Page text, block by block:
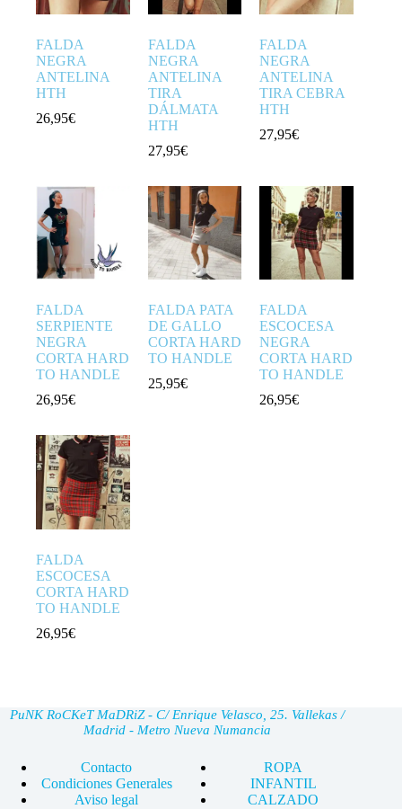
FALDA
NEGRA
ANTELINA
HTH
26,95€
FALDA
NEGRA
ANTELINA
TIRA
DÁLMATA
HTH
27,95€
FALDA
NEGRA
ANTELINA
TIRA CEBRA
HTH
27,95€
FALDA
SERPIENTE
NEGRA
CORTA HARD
TO HANDLE
26,95€
FALDA PATA
DE GALLO
CORTA HARD
TO HANDLE
25,95€
FALDA
ESCOCESA
NEGRA
CORTA HARD
TO HANDLE
26,95€
FALDA
ESCOCESA
CORTA HARD
TO HANDLE
26,95€
PuNK RoCKeT MaDRiZ - C/ Enrique Velasco, 25. Vallekas /
Madrid - Metro Nueva Numancia
Contacto
Condiciones Generales
Aviso legal
ROPA
INFANTIL
CALZADO